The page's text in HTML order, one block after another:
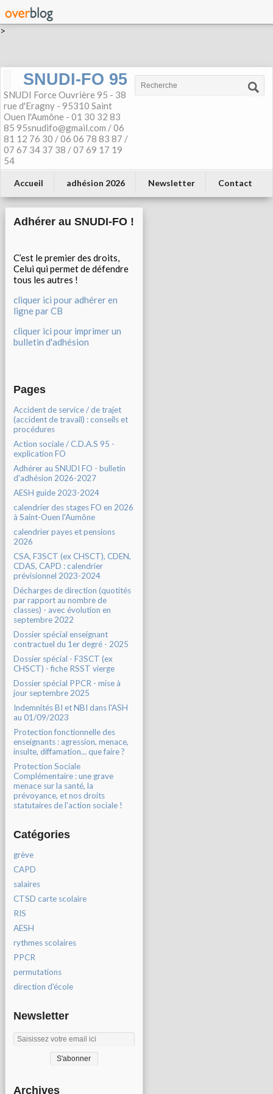
>
SNUDI-FO 95
SNUDI Force Ouvrière 95 - 38
rue d'Eragny - 95310 Saint
Ouen l'Aumône - 01 30 32 83
85 95snudifo@gmail.com / 06
81 12 76 30 / 06 06 78 83 87 /
07 67 34 37 38 / 07 69 17 19
54
Accueil adhésion 2026 Newsletter Contact
Adhérer au SNUDI-FO !
C’est le premier des droits,
Celui qui permet de défendre
tous les autres !
cliquer ici pour adhérer en
ligne par CB
cliquer ici pour imprimer un
bulletin d'adhésion
Pages
Accident de service / de trajet
(accident de travail) : conseils et
procédures
Action sociale / C.D.A.S 95 -
explication FO
Adhérer au SNUDI FO - bulletin
d'adhésion 2026-2027
AESH guide 2023-2024
calendrier des stages FO en 2026
à Saint-Ouen l'Aumône
calendrier payes et pensions
2026
CSA, F3SCT (ex CHSCT), CDEN,
CDAS, CAPD : calendrier
prévisionnel 2023-2024
Décharges de direction (quotités
par rapport au nombre de
classes) - avec évolution en
septembre 2022
Dossier spécial enseignant
contractuel du 1er degré - 2025
Dossier spécial - F3SCT (ex
CHSCT) - fiche RSST vierge
Dossier spécial PPCR - mise à
jour septembre 2025
Indemnités BI et NBI dans l'ASH
au 01/09/2023
Protection fonctionnelle des
enseignants : agression, menace,
insulte, diffamation... que faire ?
Protection Sociale
Complémentaire : une grave
menace sur la santé, la
prévoyance, et nos droits
statutaires de l'action sociale !
Catégories
grève
CAPD
salaires
CTSD carte scolaire
RIS
AESH
rythmes scolaires
PPCR
permutations
direction d'école
Newsletter
Archives